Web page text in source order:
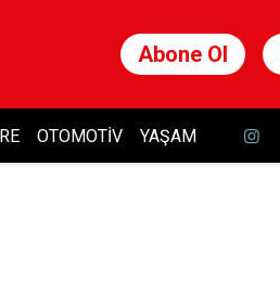
Abone Ol
OTOMOTIV YAŞAM